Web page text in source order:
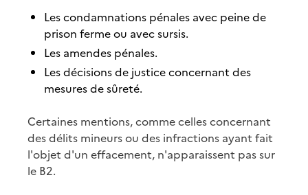
Les condamnations pénales avec peine de
prison ferme ou avec sursis.
Les amendes pénales.
Les décisions de justice concernant des
mesures de sûreté.
Certaines mentions, comme celles concernant
des délits mineurs ou des infractions ayant fait
l'objet d'un effacement, n'apparaissent pas sur
le B2.